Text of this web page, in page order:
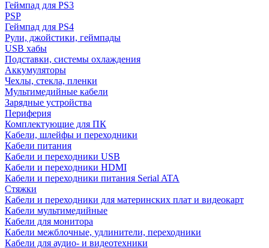
Геймпад для PS3
PSP
Геймпад для PS4
Рули, джойстики, геймпады
USB хабы
Подставки, системы охлаждения
Аккумуляторы
Чехлы, стекла, пленки
Мультимедийные кабели
Зарядные устройства
Периферия
Комплектующие для ПК
Кабели, шлейфы и переходники
Кабели питания
Кабели и переходники USB
Кабели и переходники HDMI
Кабели и переходники питания Serial ATA
Стяжки
Кабели и переходники для материнских плат и видеокарт
Кабели мультимедийные
Кабели для монитора
Кабели межблочные, удлинители, переходники
Кабели для аудио- и видеотехники